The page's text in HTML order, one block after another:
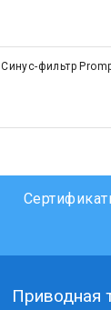
Синус-фильтр
Приводная